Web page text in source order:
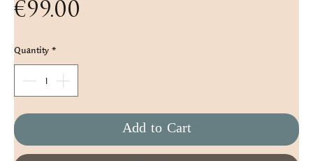
€99.00
Quantity*
Add to Cart